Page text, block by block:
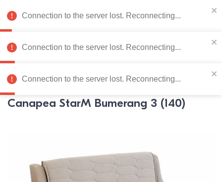
078 222 273 RU
Catalog de produse
0
Pagina principală Mobila moale Canapele Canapele
Canapea StarM Bumerang 3 (140)
Connection to the server lost. Reconnecting...
Connection to the server lost. Reconnecting...
Connection to the server lost. Reconnecting...